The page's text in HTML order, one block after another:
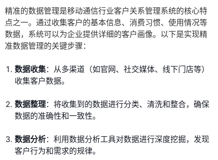
精准的数据管理是移动通信行业客户关系管理系统的核心特
点之一。通过收集客户的基本信息、消费习惯、使用情况等
数据，系统可以为企业提供详细的客户画像。以下是实现精
准数据管理的关键步骤：
数据收集：从多渠道（如官网、社交媒体、线下门店等）
收集客户数据。
数据整理：将收集到的数据进行分类、清洗和整合，确保
数据的准确性和一致性。
数据分析：利用数据分析工具对数据进行深度挖掘，发现
客户行为和需求的规律。